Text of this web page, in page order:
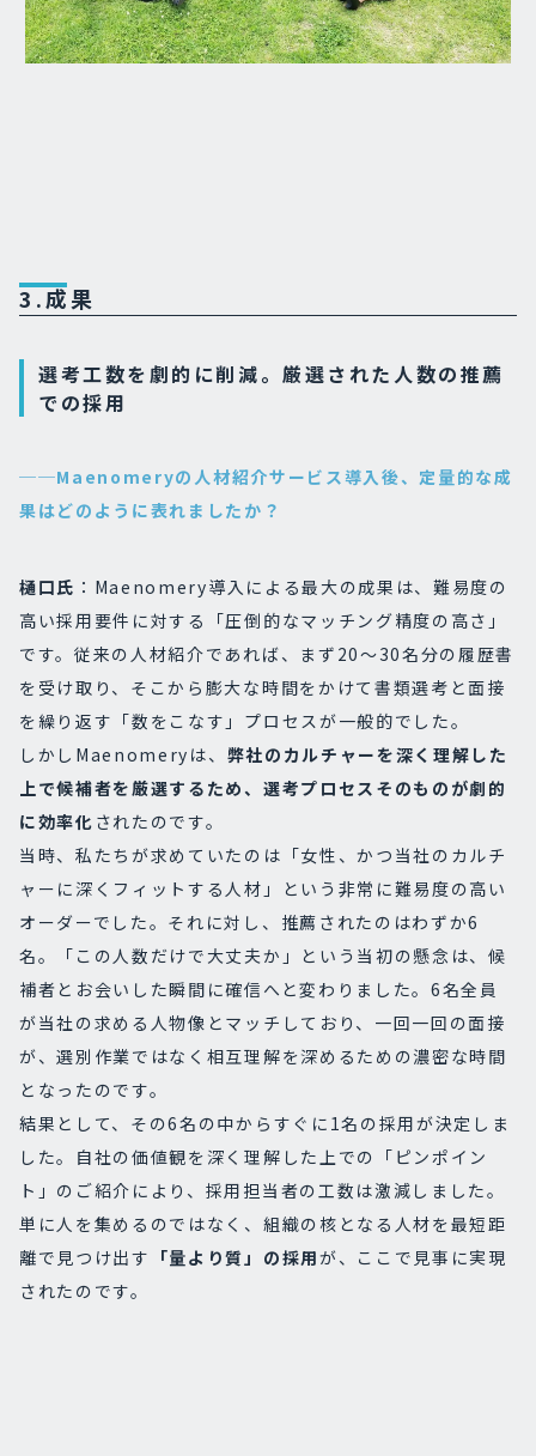
3.成果
選考工数を劇的に削減。厳選された人数の推薦
での採用
──Maenomeryの人材紹介サービス導入後、定量的な成
果はどのように表れましたか？
樋口氏 ：Maenomery導入による最大の成果は、難易度の
高い採用要件に対する「圧倒的なマッチング精度の高さ」
です。従来の人材紹介であれば、まず20〜30名分の履歴書
を受け取り、そこから膨大な時間をかけて書類選考と面接
を繰り返す「数をこなす」プロセスが一般的でした。
しかしMaenomeryは、 弊社のカルチャーを深く理解した
上で候補者を厳選するため、選考プロセスそのものが劇的
に効率化 されたのです。
当時、私たちが求めていたのは「女性、かつ当社のカルチ
ャーに深くフィットする人材」という非常に難易度の高い
オーダーでした。それに対し、推薦されたのはわずか6
名。「この人数だけで大丈夫か」という当初の懸念は、候
補者とお会いした瞬間に確信へと変わりました。6名全員
が当社の求める人物像とマッチしており、一回一回の面接
が、選別作業ではなく相互理解を深めるための濃密な時間
となったのです。
結果として、その6名の中からすぐに1名の採用が決定しま
した。自社の価値観を深く理解した上での「ピンポイン
ト」のご紹介により、採用担当者の工数は激減しました。
単に人を集めるのではなく、組織の核となる人材を最短距
離で見つけ出す 「量より質」の採用が、ここで見事に実現
されたのです。